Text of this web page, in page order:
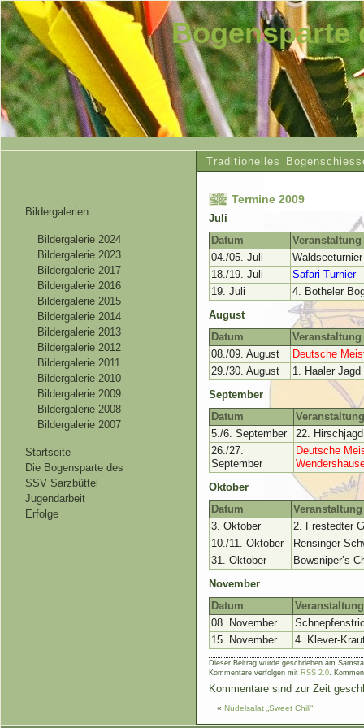
Bogensparte
Traditionelles
Bildergalerien
Bildergalerie 2024
Bildergalerie 2023
Bildergalerie 2017
Bildergalerie 2016
Bildergalerie 2015
Bildergalerie 2014
Bildergalerie 2013
Bildergalerie 2012
Bildergalerie 2011
Bildergalerie 2010
Bildergalerie 2009
Bildergalerie 2008
Bildergalerie 2007
Startseite
Die Bogensparte des
SSV Sarzbüttel
Jugendarbeit
Erfolge
Termine 2009
Juli
Datum
Veranstaltung
04./05. Juli
18./19. Juli
Safari-Turnier
19. Juli
4. Botheler
August
Datum
Veranstaltung
08./09. August
Deutsche
29./30. August
1. Haaler Jagd
September
Datum
Veranstaltung
5./6. September
22.
26./27.
September
Deutsche
Oktober
Datum
Veranstaltung
3. Oktober
2. Frestedter
10./11. Oktober
Rensinger
31. Oktober
Bowsniper’s
November
Datum
Veranstaltung
08. November
15. November
4. Klever-
Dieser Beitrag wurde geschrieben am
Kommentare verfolgen mit RSS 2.0 .
Kommentare sind zur Zeit
« Nudelsalat „Sweet Chili“